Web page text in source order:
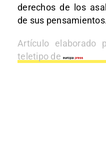
derechos de los
de sus
Artículo
teletipo de